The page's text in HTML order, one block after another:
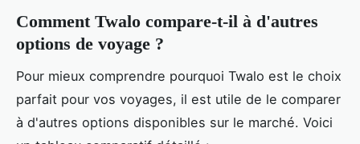
Comment Twalo compare-t-il à d'autres
options de voyage ?
Pour mieux comprendre pourquoi Twalo est le choix
parfait pour vos voyages, il est utile de le comparer
à d'autres options disponibles sur le marché. Voici